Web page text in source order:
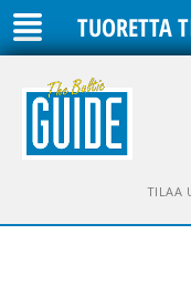
TUORETTA
TILAA